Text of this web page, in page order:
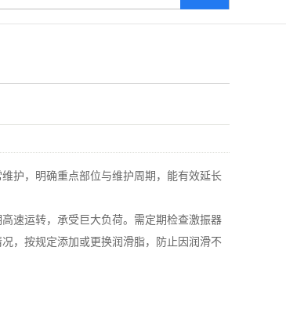
护，明确重点部位与维护周期，能有效延长
速运转，承受巨大负荷。需定期检查激振器
，按规定添加或更换润滑脂，防止因润滑不